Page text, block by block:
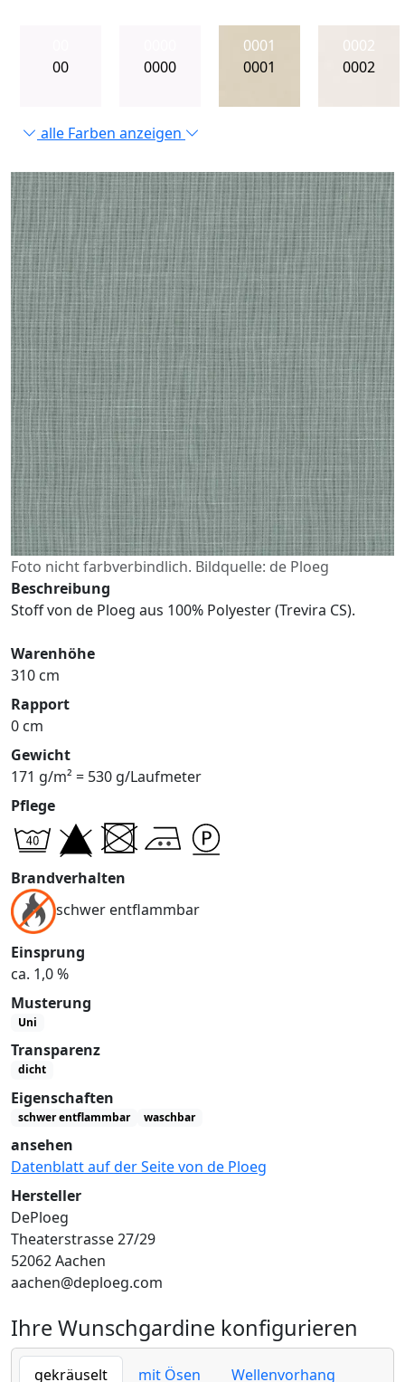
00
0000
0001
0001
0002
0002
alle Farben anzeigen
Foto nicht farbverbindlich. Bildquelle: de Ploeg
Beschreibung
Stoff von de Ploeg aus 100% Polyester (Trevira CS).
Warenhöhe
310 cm
Rapport
0 cm
Gewicht
171 g/m² = 530 g/Laufmeter
Pflege
Brandverhalten
schwer entflammbar
Einsprung
ca. 1,0 %
Musterung
Uni
Transparenz
dicht
Eigenschaften
schwer entflammbar waschbar
ansehen
Datenblatt auf der Seite von de Ploeg
Hersteller
DePloeg
Theaterstrasse 27/29
52062 Aachen
aachen@deploeg.com
Ihre Wunschgardine konfigurieren
gekräuselt mit Ösen Wellenvorhang